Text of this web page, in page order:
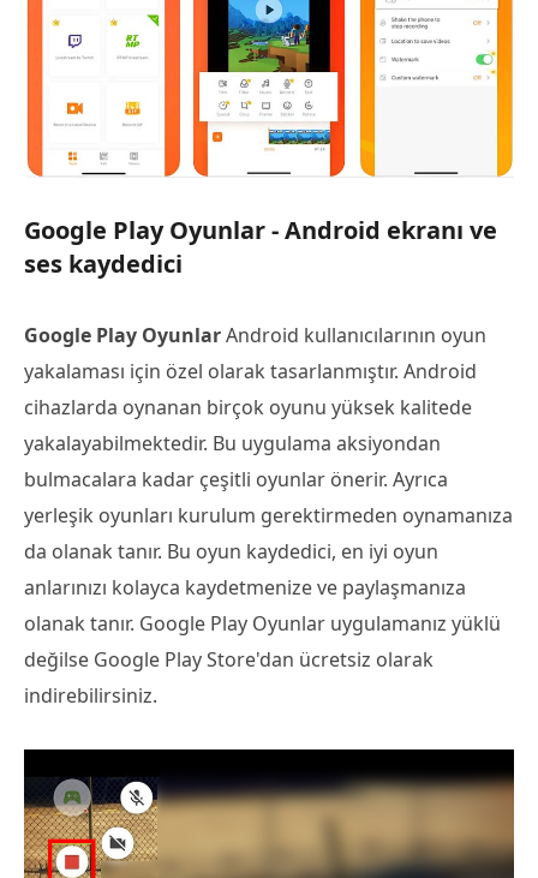
Google Play Oyunlar - Android ekranı ve
ses kaydedici
Google Play OyunlarAndroid kullanıcılarının oyun
yakalaması için özel olarak tasarlanmıştır. Android
cihazlarda oynanan birçok oyunu yüksek kalitede
yakalayabilmektedir. Bu uygulama aksiyondan
bulmacalara kadar çeşitli oyunlar önerir. Ayrıca
yerleşik oyunları kurulum gerektirmeden oynamanıza
da olanak tanır. Bu oyun kaydedici, en iyi oyun
anlarınızı kolayca kaydetmenize ve paylaşmanıza
olanak tanır. Google Play Oyunlar uygulamanız yüklü
değilse Google Play Store'dan ücretsiz olarak
indirebilirsiniz.